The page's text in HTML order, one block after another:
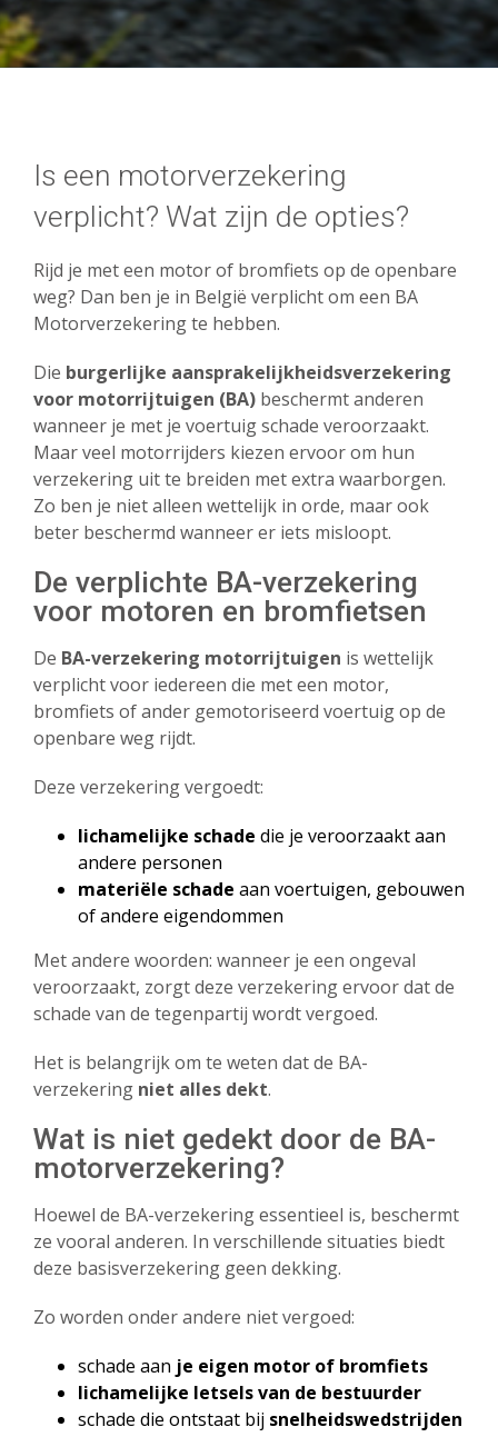
Naam*
Telefoon*
E-mailadres*
Postcode*
Gemeente*
Verder info
Document
Ik heb hetprivacybeleidgelezen en ga
hiermee akkoord.
Is een motorverzekering
verplicht? Wat zijn de opties?
Rijd je met een motor of bromfiets op de openbare
weg? Dan ben je in België verplicht om een BA
Motorverzekering te hebben.
Die burgerlijke aansprakelijkheidsverzekering
voor motorrijtuigen (BA) beschermt anderen
wanneer je met je voertuig schade veroorzaakt.
Maar veel motorrijders kiezen ervoor om hun
verzekering uit te breiden met extra waarborgen.
Zo ben je niet alleen wettelijk in orde, maar ook
beter beschermd wanneer er iets misloopt.
De verplichte BA-verzekering
voor motoren en bromfietsen
De BA-verzekering motorrijtuigen is wettelijk
verplicht voor iedereen die met een motor,
bromfiets of ander gemotoriseerd voertuig op de
openbare weg rijdt.
Deze verzekering vergoedt:
lichamelijke schade die je veroorzaakt aan
andere personen
materiële schade aan voertuigen, gebouwen
of andere eigendommen
Met andere woorden: wanneer je een ongeval
veroorzaakt, zorgt deze verzekering ervoor dat de
schade van de tegenpartij wordt vergoed.
Het is belangrijk om te weten dat de BA-
verzekering niet alles dekt.
Wat is niet gedekt door de BA-
motorverzekering?
Hoewel de BA-verzekering essentieel is, beschermt
ze vooral anderen. In verschillende situaties biedt
deze basisverzekering geen dekking.
Zo worden onder andere niet vergoed:
schade aan je eigen motor of bromfiets
lichamelijke letsels van de bestuurder
schade die ontstaat bij snelheidswedstrijden